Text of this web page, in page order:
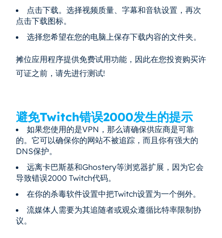
点击下载。选择视频质量、字幕和音轨设置，再次
点击下载图标。
选择您希望在您的电脑上保存下载内容的文件夹。
摊位应用程序提供免费试用功能，因此在您投资购买许
可证之前，请先进行测试!
避免Twitch错误2000发生的提示
如果您使用的是VPN，那么请确保供应商是可靠
的。它可以确保你的网站不被追踪，而且你有强大的
DNS保护。
远离卡巴斯基和Ghostery等浏览器扩展，因为它会
导致错误2000 Twitch代码。
在你的杀毒软件设置中把Twitch设置为一个例外。
流媒体人需要为其追随者或观众遵循比特率限制协
议。